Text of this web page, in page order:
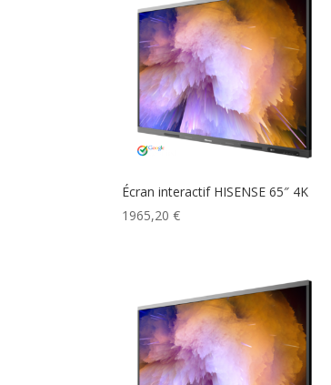
Écran interactif HISENSE 65″ 4K
1965,20€